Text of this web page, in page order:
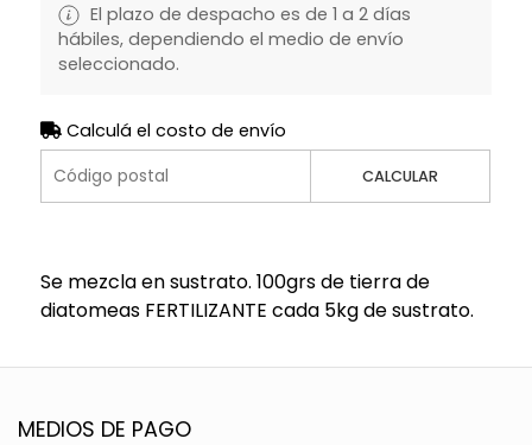
El plazo de despacho es de 1 a 2 días
hábiles, dependiendo el medio de envío
seleccionado.
Calculá el costo de envío
CALCULAR
Se mezcla en sustrato. 100grs de tierra de
diatomeas FERTILIZANTE cada 5kg de sustrato.
MEDIOS DE PAGO